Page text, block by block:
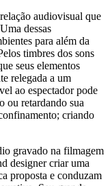
audiovisual que
dessas
para além da
timbres dos sons
seus elementos
relegada a um
ao espectador pode
ou retardando sua
criando
gravado na filmagem
designer criar uma
proposta e conduzam